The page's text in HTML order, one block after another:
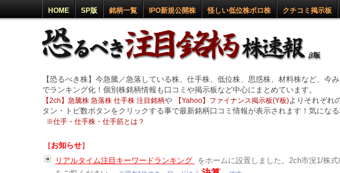
HOME SP版 銘柄一覧 IPO新規公開株 怪しい低位株ボロ株 クチコミ掲示板
【恐るべき株】今急騰／急落している株、仕手株、低位株、思惑株、材料株など、今
でランキング化！個別株銘柄情報も口コミや掲示板など中心にまとめています。
【2ch】急騰株 急落株 仕手株 注目銘柄や 【Yahoo】ファイナンス掲示板(Y板)よりそれぞれ
タン・トピ数ボタンをクリックする事で最新銘柄口コミ情報が表示されます！気にな
※仕手・仕手株・仕手筋とは？
［お知らせ］
リアルタイム注目キーワードランキング
をホームに設置しました。2ch市況1/株